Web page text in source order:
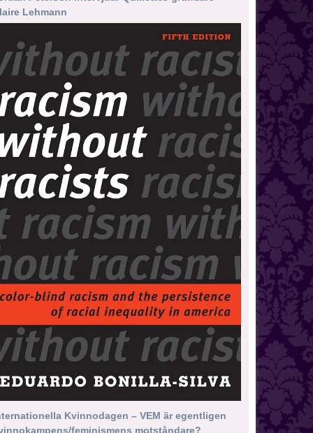
Lehmann
Kvinnodagen – VEM är egentligen
feminismens motståndare?